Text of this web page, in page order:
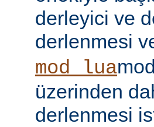
derleyici ve
derlenmesi
mod_lua
üzerinden
derlenmesi